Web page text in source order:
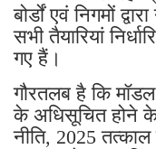
बोर्डों एवं निगमों
सभी तैयारियां
गए हैं।
गौरतलब है कि
के अधिसूचित होने
नीति, 2025